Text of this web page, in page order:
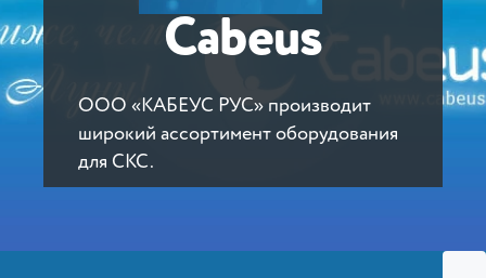
Cabeus
ООО «КАБЕУС РУС» производит
широкий ассортимент оборудования
для СКС.